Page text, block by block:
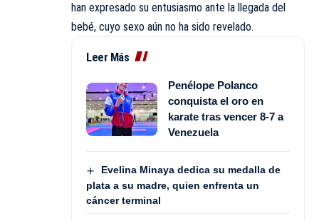
han expresado su entusiasmo ante la llegada del
bebé, cuyo sexo aún no ha sido revelado.
Leer Más
Penélope Polanco
conquista el oro en
karate tras vencer 8-7 a
Venezuela
Evelina Minaya dedica su medalla de
plata a su madre, quien enfrenta un
cáncer terminal